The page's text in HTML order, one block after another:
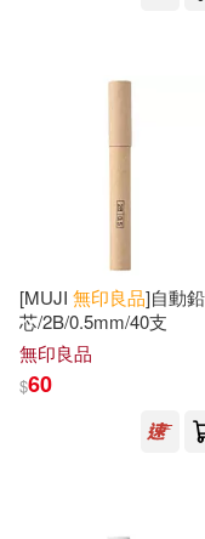
[MUJI 無印良品]自動
芯/2B/0.5mm/40支
無印良品
$60